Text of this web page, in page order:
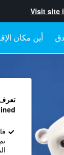
Visit site
أين مكان